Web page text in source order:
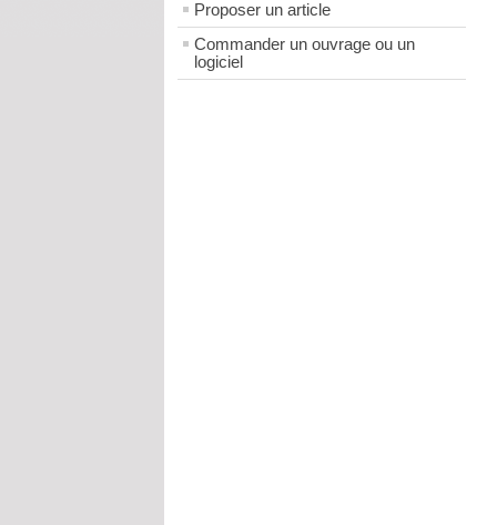
Proposer un article
Commander un ouvrage ou un
logiciel